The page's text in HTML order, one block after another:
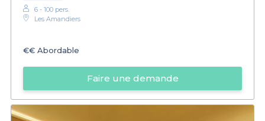
6 - 100 pers.
Les Amandiers
€€ Abordable
Faire une demande